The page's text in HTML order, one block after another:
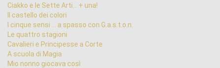
Ciakko e le Sette Arti... + una!
Il castello dei colori
I cinque sensi ... a spasso con G.a.s.t.o.n.
Le quattro stagioni
Cavalieri e Principesse a Corte
A scuola di Magia
Mio nonno giocava così